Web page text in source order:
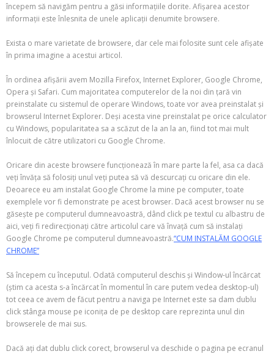
începem să navigăm pentru a găsi informațiile dorite. Afișarea acestor
informații este înlesnita de unele aplicații denumite browsere.
Exista o mare varietate de browsere, dar cele mai folosite sunt cele afișate
în prima imagine a acestui articol.
În ordinea afișării avem Mozilla Firefox, Internet Explorer, Google Chrome,
Opera și Safari. Cum majoritatea computerelor de la noi din țară vin
preinstalate cu sistemul de operare Windows, toate vor avea preinstalat și
browserul Internet Explorer. Deși acesta vine preinstalat pe orice calculator
cu Windows, popularitatea sa a scăzut de la an la an, fiind tot mai mult
înlocuit de către utilizatori cu Google Chrome.
Oricare din aceste browsere funcționează în mare parte la fel, asa ca dacă
veți învăța să folosiți unul veți putea să vă descurcați cu oricare din ele.
Deoarece eu am instalat Google Chrome la mine pe computer, toate
exemplele vor fi demonstrate pe acest browser. Dacă acest browser nu se
găsește pe computerul dumneavoastră, dând click pe textul cu albastru de
aici, veți fi redirecționați către articolul care vă învață cum să instalați
Google Chrome pe computerul dumneavoastră.“CUM INSTALĂM GOOGLE
CHROME”
Să începem cu începutul. Odată computerul deschis și Window-ul încărcat
(știm ca acesta s-a încărcat în momentul în care putem vedea desktop-ul)
tot ceea ce avem de făcut pentru a naviga pe Internet este sa dam dublu
click stânga mouse pe iconița de pe desktop care reprezinta unul din
browserele de mai sus.
Dacă ați dat dublu click corect, browserul va deschide o pagina pe ecranul